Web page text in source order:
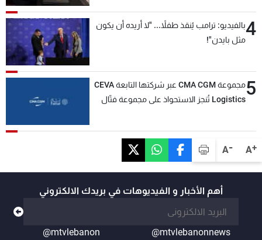
A+
A-
4بالفيديو: ترامب يُنقذ طفلاً... "لا أريده أن يكون
مثل بايدن"!
5
مجموعة CMA CGM عبر شركتها التابعة CEVA
Logistics تُنجز الاستحواذ على مجموعة فتّال
أهم الأخبار و الفيديوهات في بريدك الالكتروني
@mtvlebanonnews
@mtvlebanon